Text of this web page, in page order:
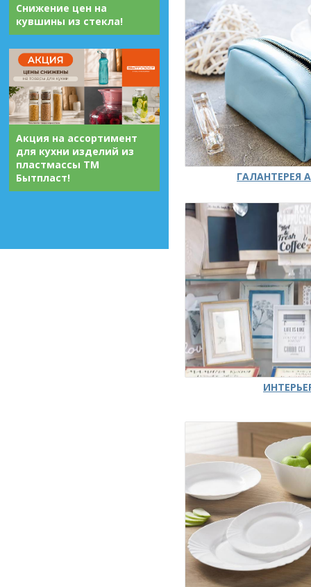
Снижение цен на
кувшины из стекла!
Акция на ассортимент
для кухни изделий из
пластмассы ТМ
Бытпласт!
ГАЛАНТЕРЕЯ